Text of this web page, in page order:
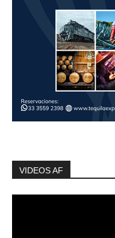
VIDEOS AF